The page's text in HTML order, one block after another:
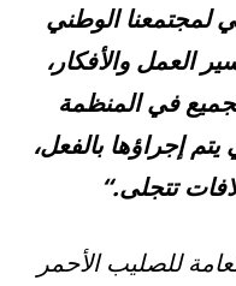
لمجتمعنا الوطني
العمل والأفكار،
في المنظمة
إجراؤها بالفعل،
تتجلى.“
للصليب الأحمر